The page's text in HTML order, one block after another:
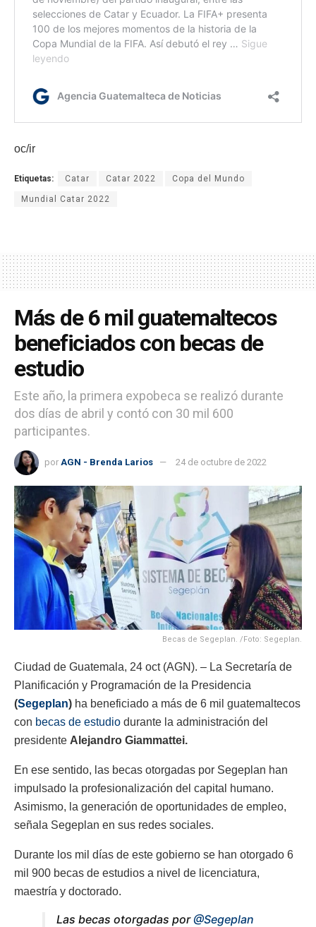
oc/ir
Etiquetas: Catar Catar 2022 Copa del Mundo
Mundial Catar 2022
Más de 6 mil guatemaltecos
beneficiados con becas de
estudio
Este año, la primera expobeca se realizó durante
dos días de abril y contó con 30 mil 600
participantes.
por AGN - Brenda Larios 24 de octubre de 2022
Becas de Segeplan. /Foto: Segeplan.
Ciudad de Guatemala, 24 oct (AGN). – La Secretaría de
Planificación y Programación de la Presidencia
(Segeplan) ha beneficiado a más de 6 mil guatemaltecos
con becas de estudio durante la administración del
presidente Alejandro Giammattei.
En ese sentido, las becas otorgadas por Segeplan han
impulsado la profesionalización del capital humano.
Asimismo, la generación de oportunidades de empleo,
señala Segeplan en sus redes sociales.
Durante los mil días de este gobierno se han otorgado 6
mil 900 becas de estudios a nivel de licenciatura,
maestría y doctorado.
Las becas otorgadas por@Segeplan